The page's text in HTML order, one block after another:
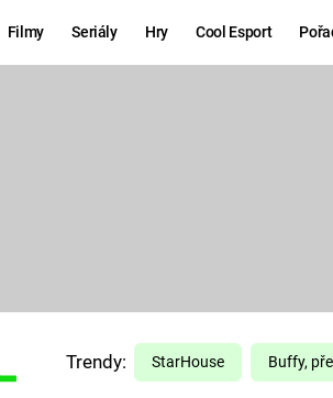
Filmy Seriály Hry Cool Esport
PREDÁTOR
Trendy: StarHouse Buffy,